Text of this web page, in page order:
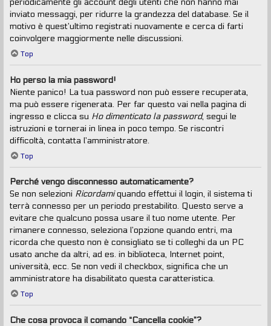
periodicamente gli account degli utenti che non hanno mai
inviato messaggi, per ridurre la grandezza del database. Se il
motivo è quest’ultimo registrati nuovamente e cerca di farti
coinvolgere maggiormente nelle discussioni.
Top
Ho perso la mia password!
Niente panico! La tua password non può essere recuperata,
ma può essere rigenerata. Per far questo vai nella pagina di
ingresso e clicca su Ho dimenticato la password, segui le
istruzioni e tornerai in linea in poco tempo. Se riscontri
difficoltà, contatta l’amministratore.
Top
Perché vengo disconnesso automaticamente?
Se non selezioni Ricordamiquando effettui il login, il sistema ti
terrà connesso per un periodo prestabilito. Questo serve a
evitare che qualcuno possa usare il tuo nome utente. Per
rimanere connesso, seleziona l’opzione quando entri, ma
ricorda che questo non è consigliato se ti colleghi da un PC
usato anche da altri, ad es. in biblioteca, Internet point,
università, ecc. Se non vedi il checkbox, significa che un
amministratore ha disabilitato questa caratteristica.
Top
Che cosa provoca il comando “Cancella cookie”?